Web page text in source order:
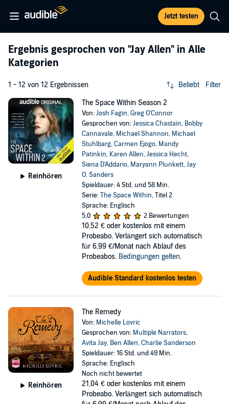
Jetzt testen
Ergebnis gesprochen von "Jay Allen" in Alle
Kategorien
1 - 12 von 12 Ergebnissen Beliebt Filter
Reinhören
The Space Within Season 2
Von:Josh Fagin,Greg O'Connor
Gesprochen von:Jessica Chastain, Bobby
Cannavale, Michael Shannon, Michael
Stuhlbarg,Carmen Ejogo, Mandy
Patinkin, Karen Allen,Jessica Hecht,
Siena D'Addario, Maryann Plunkett,Jay
O. Sanders
Spieldauer: 4 Std. und 58 Min.
Serie:The Space Within, Titel 2
Sprache: Englisch
5,0
2 Bewertungen
10,52 € oder kostenlos mit einem
Probeabo. Verlängert sich automatisch
für 6,99 €/Monat nach Ablauf des
Probeabos. Bedingungen gelten.
Audible Standard kostenlos testen
Reinhören
The Remedy
Von: Michelle Lovric
Gesprochen von: Multiple Narrators,
Avita Jay, Ben Allen,Charlie Sanderson
Spieldauer: 16 Std. und 49 Min.
Sprache: Englisch
Noch nicht bewertet
21,04 € oder kostenlos mit einem
Probeabo. Verlängert sich automatisch